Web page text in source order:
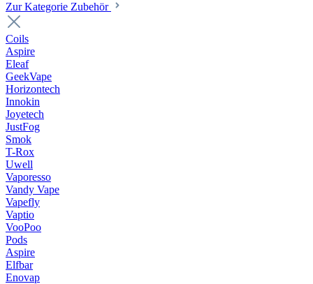
Zur Kategorie Zubehör
Coils
Aspire
Eleaf
GeekVape
Horizontech
Innokin
Joyetech
JustFog
Smok
T-Rox
Uwell
Vaporesso
Vandy Vape
Vapefly
Vaptio
VooPoo
Pods
Aspire
Elfbar
Enovap